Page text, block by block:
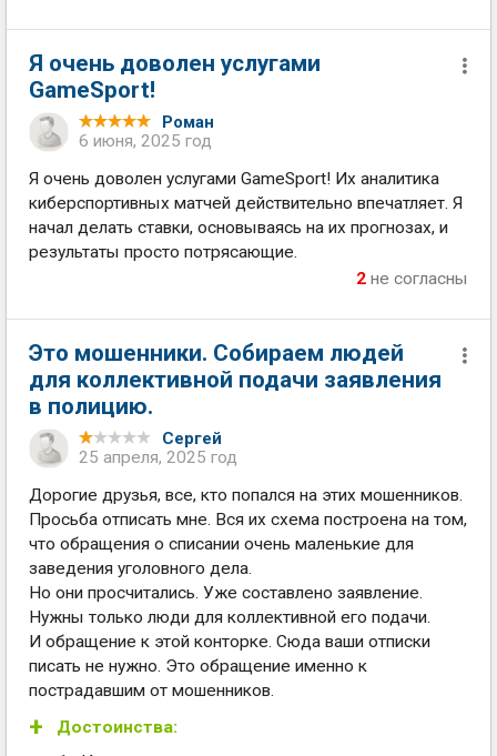
Я очень доволен услугами
GameSport!
Роман
6 июня, 2025 год
Я очень доволен услугами GameSport! Их аналитика
киберспортивных матчей действительно впечатляет. Я
начал делать ставки, основываясь на их прогнозах, и
результаты просто потрясающие.
2 не согласны
Это мошенники. Собираем людей
для коллективной подачи заявления
в полицию.
Сергей
25 апреля, 2025 год
Дорогие друзья, все, кто попался на этих мошенников.
Просьба отписать мне. Вся их схема построена на том,
что обращения о списании очень маленькие для
заведения уголовного дела.
Но они просчитались. Уже составлено заявление.
Нужны только люди для коллективной его подачи.
И обращение к этой конторке. Сюда ваши отписки
писать не нужно. Это обращение именно к
пострадавшим от мошенников.
Достоинства: